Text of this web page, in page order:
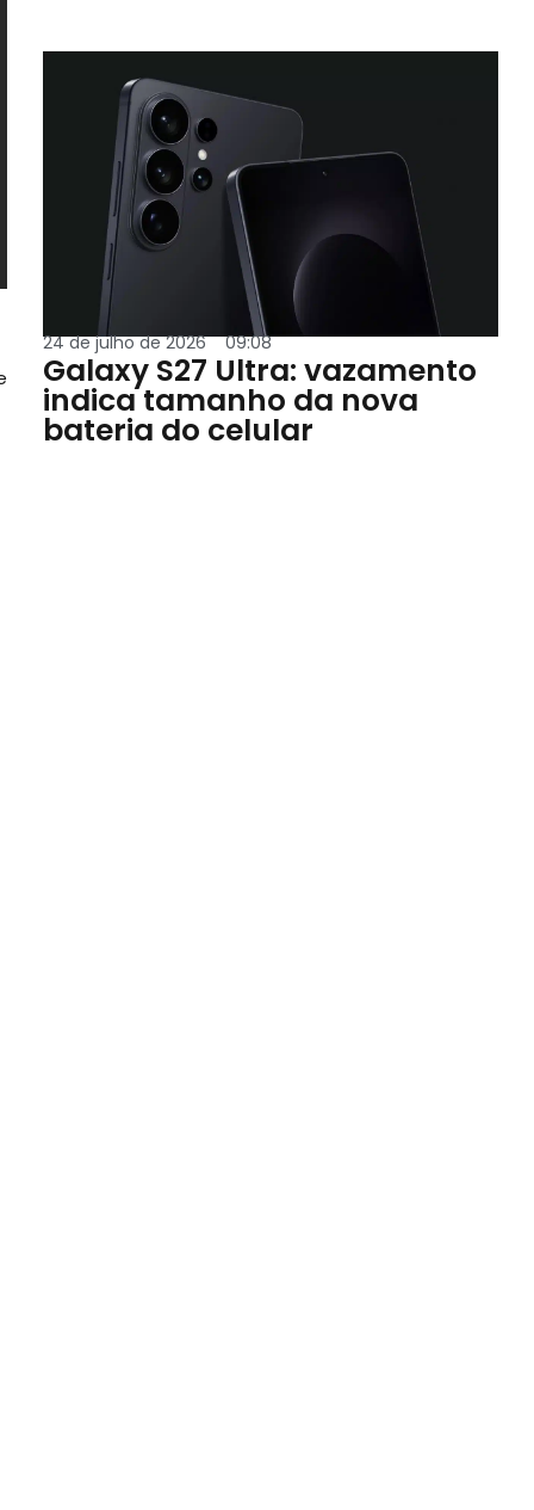
24 de julho de 2026 09:08
Galaxy S27 Ultra: vazamento
indica tamanho da nova
bateria do celular